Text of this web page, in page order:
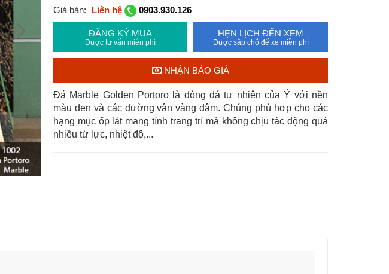
Giá bán:
Liên hệ 0903.930.126
ĐĂNG KÝ MUA
Được tư vấn miễn phí
HẸN LỊCH ĐẾN XEM
Được sắp chỗ để xe miễn phí
NHẬN BÁO GIÁ
Đá Marble Golden Portoro là dòng đá tự nhiên của Ý với nền
màu đen và các đường vân vàng đậm. Chúng phù hợp cho các
hạng mục ốp lát mang tính trang trí mà không chịu tác động quá
nhiều từ lực, nhiệt độ,...